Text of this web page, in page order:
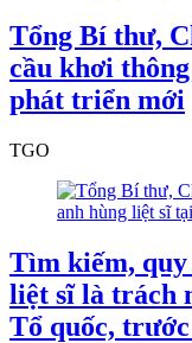
Tổng Bí thư,
cầu khơi
phát triển mới
TGO
Tìm kiếm, quy
liệt sĩ là trách
Tổ quốc,